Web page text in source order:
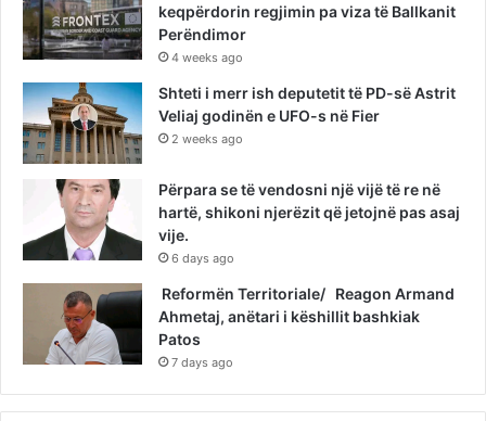
keqpërdorin regjimin pa viza të Ballkanit
Perëndimor
4 weeks ago
Shteti i merr ish deputetit të PD-së Astrit
Veliaj godinën e UFO-s në Fier
2 weeks ago
Përpara se të vendosni një vijë të re në
hartë, shikoni njerëzit që jetojnë pas asaj
vije.
6 days ago
Reformën Territoriale/ Reagon Armand
Ahmetaj, anëtari i këshillit bashkiak
Patos
7 days ago